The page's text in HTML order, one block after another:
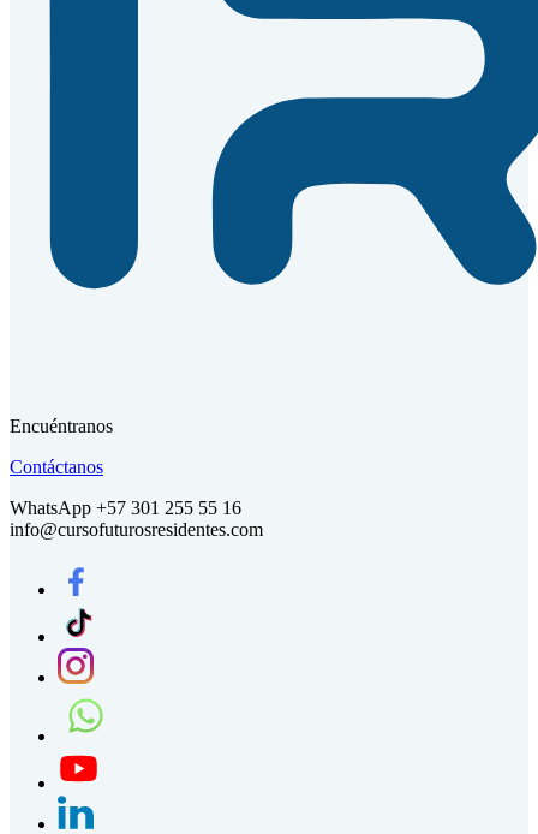
Encuéntranos
Contáctanos
WhatsApp +57 301 255 55 16
info@cursofuturosresidentes.com